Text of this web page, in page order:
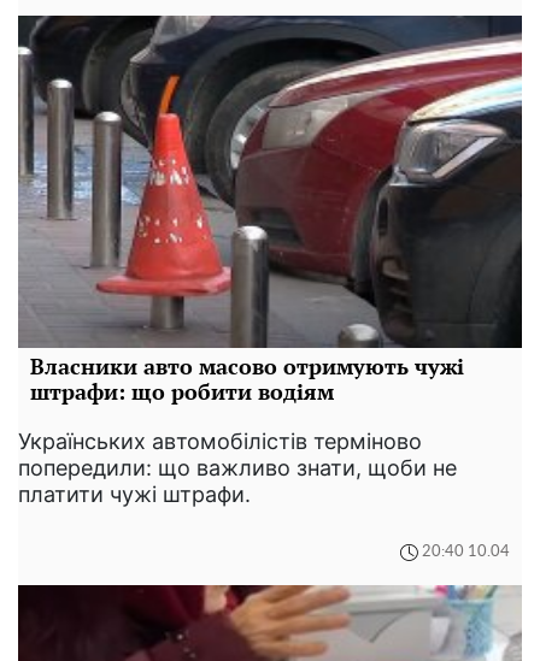
Власники авто масово отримують чужі
штрафи: що робити водіям
Українських автомобілістів терміново
попередили: що важливо знати, щоби не
платити чужі штрафи.
20:40 10.04